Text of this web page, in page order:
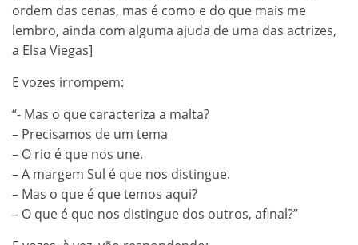
ordem das cenas, mas é como e do que mais me
lembro, ainda com alguma ajuda de uma das actrizes,
a Elsa Viegas]
E vozes irrompem:
“- Mas o que caracteriza a malta?
– Precisamos de um tema
– O rio é que nos une.
– A margem Sul é que nos distingue.
– Mas o que é que temos aqui?
– O que é que nos distingue dos outros, afinal?”